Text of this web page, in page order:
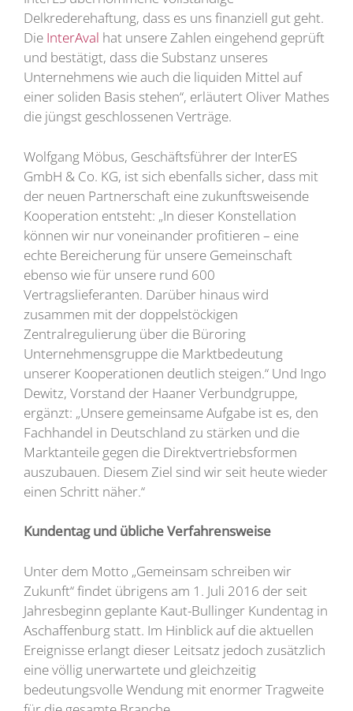
Delkrederehaftung, dass es uns finanziell gut geht.
Die InterAval hat unsere Zahlen eingehend geprüft
und bestätigt, dass die Substanz unseres
Unternehmens wie auch die liquiden Mittel auf
einer soliden Basis stehen“, erläutert Oliver Mathes
die jüngst geschlossenen Verträge.
Wolfgang Möbus, Geschäftsführer der InterES
GmbH & Co. KG, ist sich ebenfalls sicher, dass mit
der neuen Partnerschaft eine zukunftsweisende
Kooperation entsteht: „In dieser Konstellation
können wir nur voneinander profitieren – eine
echte Bereicherung für unsere Gemeinschaft
ebenso wie für unsere rund 600
Vertragslieferanten. Darüber hinaus wird
zusammen mit der doppelstöckigen
Zentralregulierung über die Büroring
Unternehmensgruppe die Marktbedeutung
unserer Kooperationen deutlich steigen.“ Und Ingo
Dewitz, Vorstand der Haaner Verbundgruppe,
ergänzt: „Unsere gemeinsame Aufgabe ist es, den
Fachhandel in Deutschland zu stärken und die
Marktanteile gegen die Direktvertriebsformen
auszubauen. Diesem Ziel sind wir seit heute wieder
einen Schritt näher.“
Kundentag und übliche Verfahrensweise
Unter dem Motto „Gemeinsam schreiben wir
Zukunft“ findet übrigens am 1. Juli 2016 der seit
Jahresbeginn geplante Kaut-Bullinger Kundentag in
Aschaffenburg statt. Im Hinblick auf die aktuellen
Ereignisse erlangt dieser Leitsatz jedoch zusätzlich
eine völlig unerwartete und gleichzeitig
bedeutungsvolle Wendung mit enormer Tragweite